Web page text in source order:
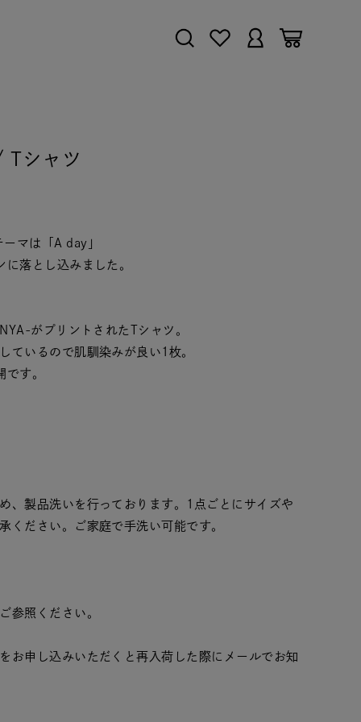
シャツ
マは「A day」
落とし込みました。
がプリントされたTシャツ。
ているので肌馴染みが良い1枚。
す。
、製品洗いを行っております。1点ごとにサイズや
ください。ご家庭で手洗い可能です。
参照ください。
お申し込みいただくと再入荷した際にメールでお知